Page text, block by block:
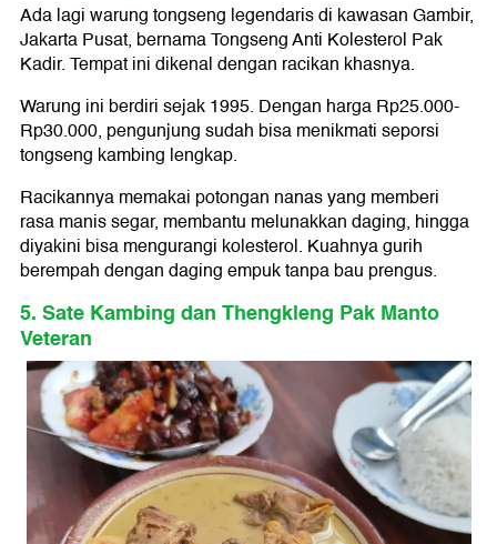
Ada lagi warung tongseng legendaris di kawasan Gambir,
Jakarta Pusat, bernama Tongseng Anti Kolesterol Pak
Kadir. Tempat ini dikenal dengan racikan khasnya.
Warung ini berdiri sejak 1995. Dengan harga Rp25.000-
Rp30.000, pengunjung sudah bisa menikmati seporsi
tongseng kambing lengkap.
Racikannya memakai potongan nanas yang memberi
rasa manis segar, membantu melunakkan daging, hingga
diyakini bisa mengurangi kolesterol. Kuahnya gurih
berempah dengan daging empuk tanpa bau prengus.
5. Sate Kambing dan Thengkleng Pak Manto
Veteran